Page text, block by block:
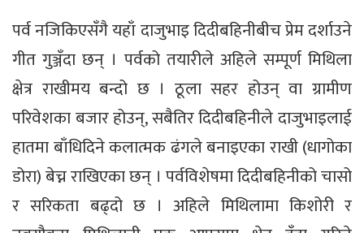
पर्व नजिकिएसँगै यहाँ दाजुभाइ दिदीबहिनीबीच प्रेम दर्शाउने
गीत गुञ्जँदा छन् । पर्वको तयारीले अहिले सम्पूर्ण मिथिला
क्षेत्र राखीमय बन्दो छ । ठूला सहर होउन् वा ग्रामीण
परिवेशका बजार होउन्, सबैतिर दिदीबहिनीले दाजुभाइलाई
हातमा बाँधिदिने कलात्मक ढंगले बनाइएका राखी (धागोका
डोरा) बेच्न राखिएका छन् । पर्वविशेषमा दिदीबहिनीको चासो
र सरिकता बढ्दो छ । अहिले मिथिलामा किशोरी र